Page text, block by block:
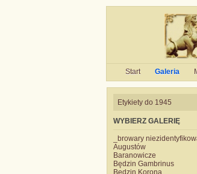
Start Galeria
Etykiety do 1945
WYBIERZ GALERIĘ
_browary
Augustów
Baranowicze
Będzin Gambrinus
Będzin Korona